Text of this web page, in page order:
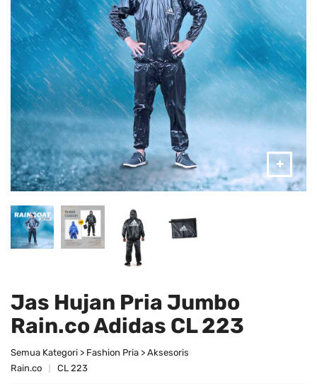
Jas Hujan Pria Jumbo
Rain.co Adidas CL 223
Semua Kategori > Fashion Pria > Aksesoris
Rain.co
CL 223